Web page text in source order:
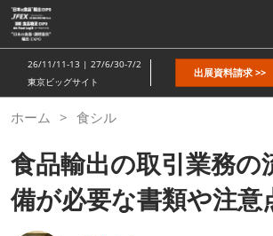
ス
キ
ッ
し
て
む
26/11/11-13 | 27/6/30-7/2
東京ビッグサイト
出展資料請求 >>
ホーム 食シル
食品輸出の取引業務の
備が必要な書類や注意